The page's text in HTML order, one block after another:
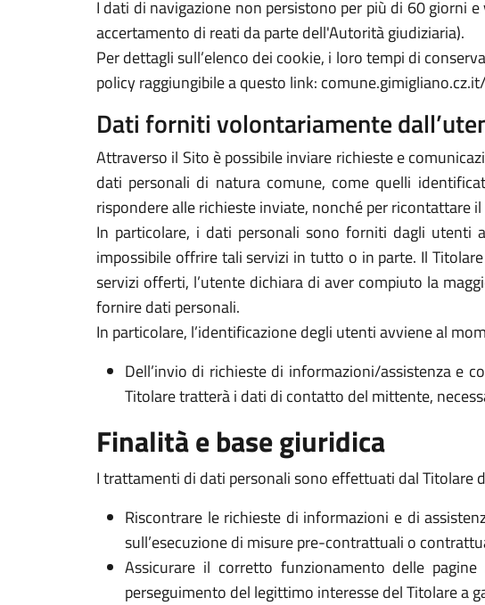
I dati di navigazione non persistono per più di 60 giorni
accertamento di reati da parte dell'Autorità giudiziaria).
Per dettagli sull’elenco dei cookie, i loro tempi di
policy raggiungibile a questo link:
Dati forniti volontariamente
Attraverso il Sito è possibile inviare richieste e
dati personali di natura comune, come quelli
rispondere alle richieste inviate, nonché per ricontattare
In particolare, i dati personali sono forniti dagli utenti
impossibile offrire tali servizi in tutto o in parte. Il
servizi offerti, l’utente dichiara di aver compiuto la
fornire dati personali.
In particolare, l’identificazione degli utenti avviene al
Dell’invio di richieste di informazioni/assistenza e
Titolare tratterà i dati di contatto del mittente,
Finalità e base giuridica
I trattamenti di dati personali sono effettuati dal Titolare
Riscontrare le richieste di informazioni e di
sull’esecuzione di misure pre-contrattuali o
Assicurare il corretto funzionamento delle
perseguimento del legittimo interesse del Titolare a